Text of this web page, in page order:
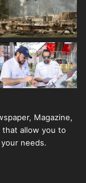
Magazine,
that allow you to
needs.